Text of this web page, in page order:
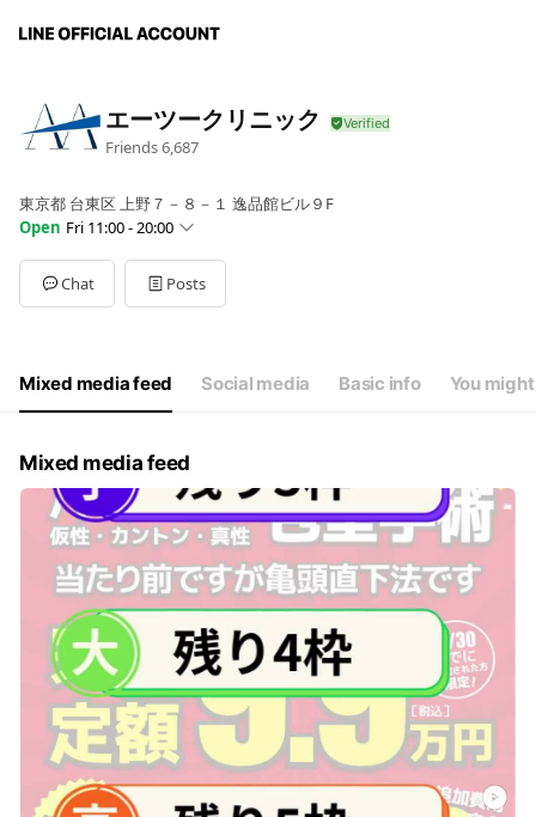
エーツークリニック
Friends6,687
東京都 台東区 上野７－８－１ 逸品館ビル９F
Open Fri 11:00 - 20:00
Sun11:00 - 20:00
Mon11:00 - 20:00
Tue
11:00 - 20:00
Sat11:00 - 20:00
祝日も開院時間に変更なし
Chat Posts
Mixed media feed Social media Basic info You
Mixed media feed